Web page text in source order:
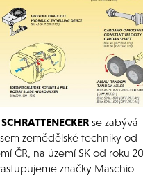
se zabývá
zemědělské techniky od
ČR, na území SK od roku
značky Maschio